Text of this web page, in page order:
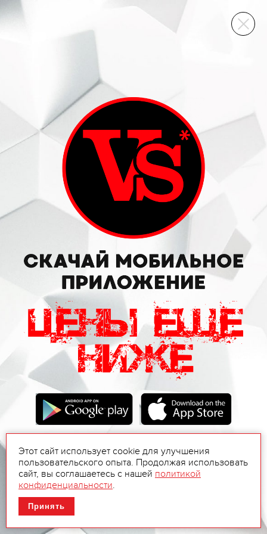
ВИННЫЙ СКЛАД
Этот сайт использует cookie для улучшения
пользовательского опыта. Продолжая использовать
сайт, вы соглашаетесь с нашей политикой
конфиденциальности.
Принять